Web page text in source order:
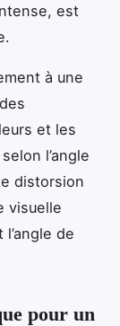
est
à une
et les
l’angle
distorsion
visuelle
de
pour un